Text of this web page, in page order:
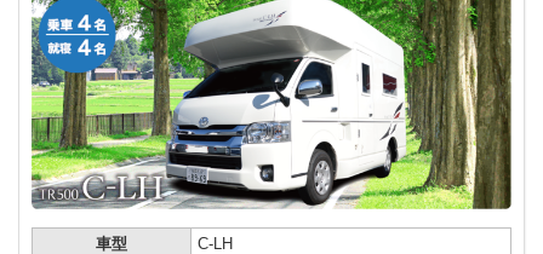
車型
C-LH